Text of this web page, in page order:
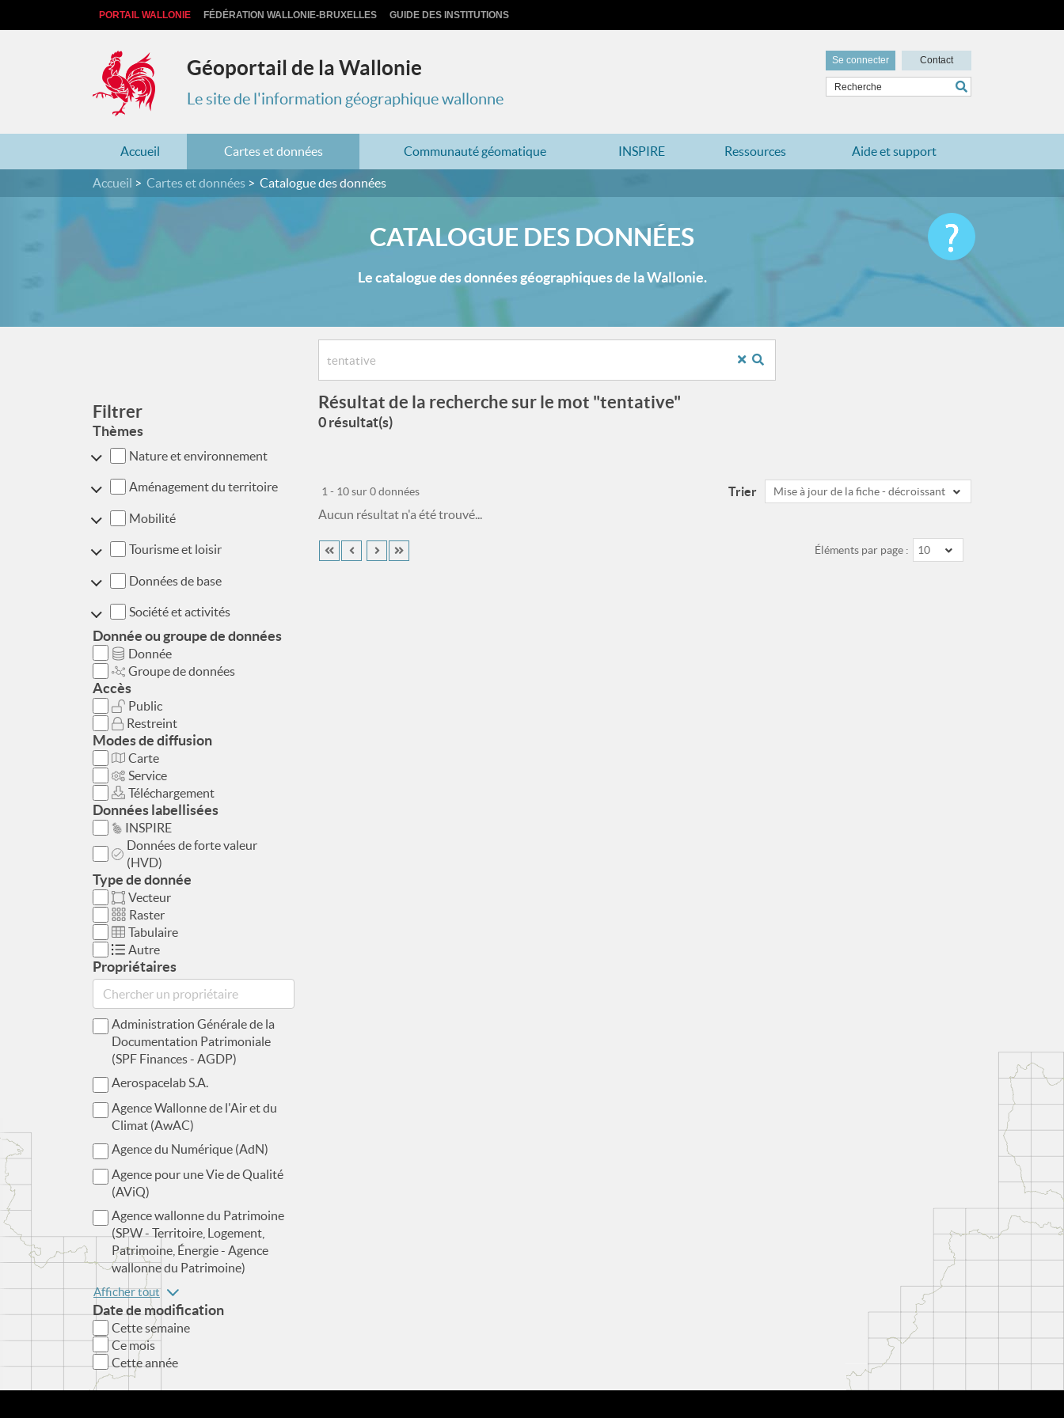
PORTAIL WALLONIE FÉDÉRATION WALLONIE-BRUXELLES GUIDE DES INSTITUTIONS
Géoportail de la Wallonie
Le site de l'information géographique wallonne
Se connecter Contact
Accueil Cartes et données Communauté géomatique INSPIRE Ressources Aide et support
Accueil Cartes et données Catalogue des données
CATALOGUE DES DONNÉES
Le catalogue des données géographiques de la Wallonie.
Filtrer
Thèmes
Nature et environnement
Aménagement du territoire
Mobilité
Tourisme et loisir
Données de base
Société et activités
Donnée ou groupe de données
Donnée
Groupe de données
Accès
Public
Restreint
Modes de diffusion
Carte
Service
Téléchargement
Données labellisées
INSPIRE
Données de forte valeur
(HVD)
Type de donnée
Vecteur
Raster
Tabulaire
Autre
Propriétaires
Administration Générale de la
Documentation Patrimoniale
(SPF Finances - AGDP)
Aerospacelab S.A.
Agence Wallonne de l'Air et du
Climat (AwAC)
Agence du Numérique (AdN)
Agence pour une Vie de Qualité
(AViQ)
Agence wallonne du Patrimoine
(SPW - Territoire, Logement,
Patrimoine, Énergie - Agence
wallonne du Patrimoine)
Afficher tout
Date de modification
Cette semaine
Ce mois
Cette année
Résultat de la recherche sur le mot "tentative"
0 résultat(s)
Trier Mise à jour de la fiche - décroissant
1 - 10 sur 0 données
Aucun résultat n'a été trouvé...
Éléments par page : 10